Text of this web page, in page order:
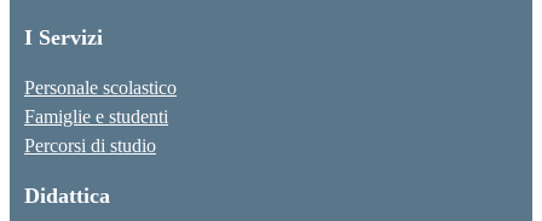
I Servizi
Personale scolastico
Famiglie e studenti
Percorsi di studio
Didattica